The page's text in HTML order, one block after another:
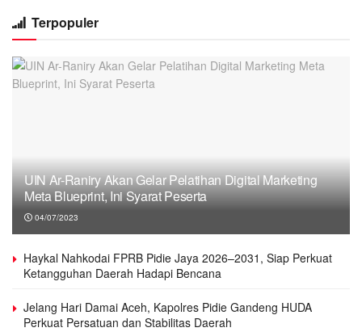
Terpopuler
UIN Ar-Raniry Akan Gelar Pelatihan Digital Marketing
Meta Blueprint, Ini Syarat Peserta
04/07/2023
Haykal Nahkodai FPRB Pidie Jaya 2026–2031, Siap Perkuat
Ketangguhan Daerah Hadapi Bencana
Jelang Hari Damai Aceh, Kapolres Pidie Gandeng HUDA
Perkuat Persatuan dan Stabilitas Daerah